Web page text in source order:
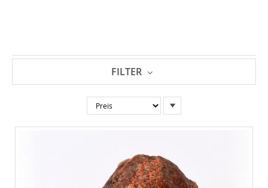
absteigender
Reihenfolge
FILTER